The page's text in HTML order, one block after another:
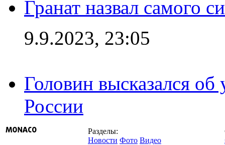
Гранат назвал самого
9.9.2023, 23:05
Головин высказался
России
Разделы:
Новости Фото Видео